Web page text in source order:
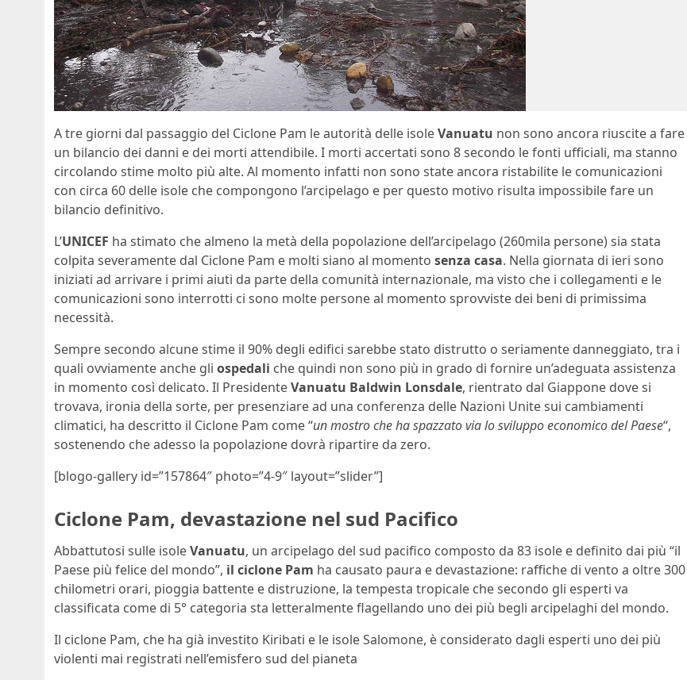
A tre giorni dal passaggio del Ciclone Pam le autorità delle isoleVanuatu non sono ancora riuscite a fare
un bilancio dei danni e dei morti attendibile. I morti accertati sono 8 secondo le fonti ufficiali, ma stanno
circolando stime molto più alte. Al momento infatti non sono state ancora ristabilite le comunicazioni
con circa 60 delle isole che compongono l’arcipelago e per questo motivo risulta impossibile fare un
bilancio definitivo.
L’UNICEF ha stimato che almeno la metà della popolazione dell’arcipelago (260mila persone) sia stata
colpita severamente dal Ciclone Pam e molti siano al momento senza casa. Nella giornata di ieri sono
iniziati ad arrivare i primi aiuti da parte della comunità internazionale, ma visto che i collegamenti e le
comunicazioni sono interrotti ci sono molte persone al momento sprovviste dei beni di primissima
necessità.
Sempre secondo alcune stime il 90% degli edifici sarebbe stato distrutto o seriamente danneggiato, tra i
quali ovviamente anche gli ospedali che quindi non sono più in grado di fornire un’adeguata assistenza
in momento così delicato. Il PresidenteVanuatu Baldwin Lonsdale, rientrato dal Giappone dove si
trovava, ironia della sorte, per presenziare ad una conferenza delle Nazioni Unite sui cambiamenti
climatici, ha descritto il Ciclone Pam come “un mostro che ha spazzato via lo sviluppo economico del Paese“,
sostenendo che adesso la popolazione dovrà ripartire da zero.
[blogo-gallery id=”157864″ photo=”4-9″ layout=”slider”]
Ciclone Pam, devastazione nel sud Pacifico
Abbattutosi sulle isoleVanuatu, un arcipelago del sud pacifico composto da 83 isole e definito dai più “il
Paese più felice del mondo”, il ciclone Pam ha causato paura e devastazione: raffiche di vento a oltre 300
chilometri orari, pioggia battente e distruzione, la tempesta tropicale che secondo gli esperti va
classificata come di 5° categoria sta letteralmente flagellando uno dei più begli arcipelaghi del mondo.
Il ciclone Pam, che ha già investito Kiribati e le isole Salomone, è considerato dagli esperti uno dei più
violenti mai registrati nell’emisfero sud del pianeta